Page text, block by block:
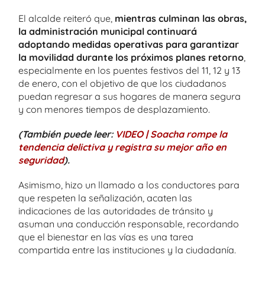
El alcalde reiteró que, mientras culminan las obras,
la administración municipal continuará
adoptando medidas operativas para garantizar
la movilidad durante los próximos planes retorno
especialmente en los puentes festivos del 11, 12 y 13
de enero, con el objetivo de que los ciudadanos
puedan regresar a sus hogares de manera segura
y con menores tiempos de desplazamiento.
(También puede leer: VIDEO | Soacha rompe la
tendencia delictiva y registra su mejor año en
seguridad).
Asimismo, hizo un llamado a los conductores para
que respeten la señalización, acaten las
indicaciones de las autoridades de tránsito y
asuman una conducción responsable, recordando
que el bienestar en las vías es una tarea
compartida entre las instituciones y la ciudadanía.